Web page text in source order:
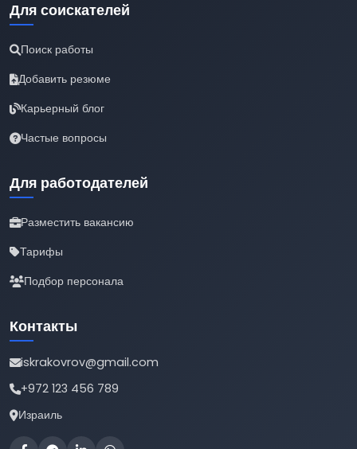
Для соискателей
Поиск работы
Добавить резюме
Карьерный блог
Частые вопросы
Для работодателей
Разместить вакансию
Тарифы
Подбор персонала
Контакты
iskrakovrov@gmail.com
+972 123 456 789
Израиль